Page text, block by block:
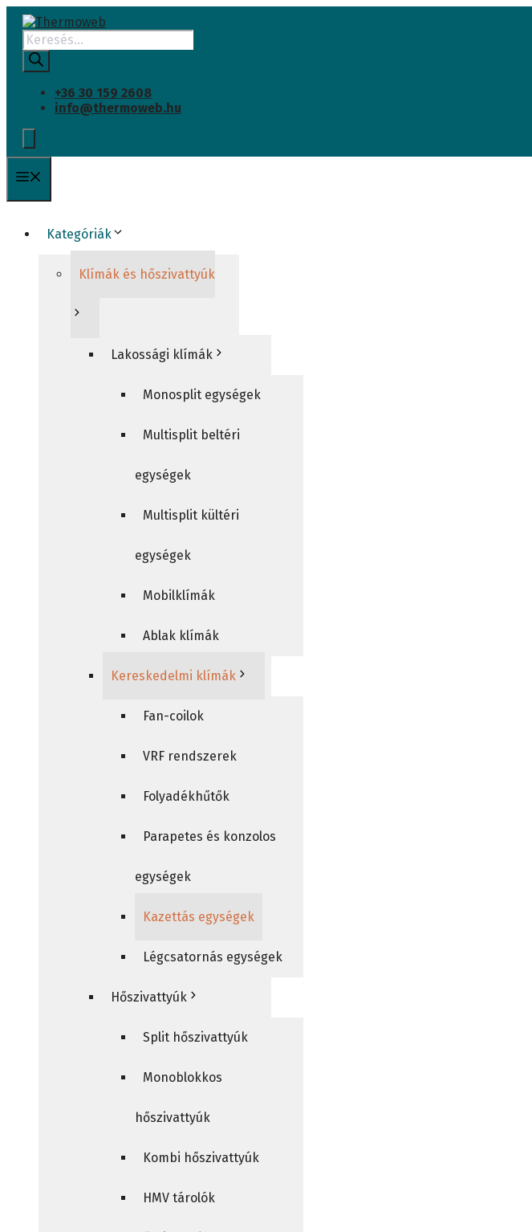
Kilépés
tartalomba
Products
search
+36 30 159 2608
info@thermoweb.hu
Kategóriák
Klímák és hőszivattyúk
Lakossági klímák
Monosplit egységek
Multisplit beltéri
egységek
Multisplit kültéri
egységek
Mobilklímák
Ablak klímák
Kereskedelmi klímák
Fan-coilok
VRF rendszerek
Folyadékhűtők
Parapetes és konzolos
egységek
Kazettás egységek
Légcsatornás egységek
Hőszivattyúk
Split hőszivattyúk
Monoblokkos
hőszivattyúk
Kombi hőszivattyúk
HMV tárolók